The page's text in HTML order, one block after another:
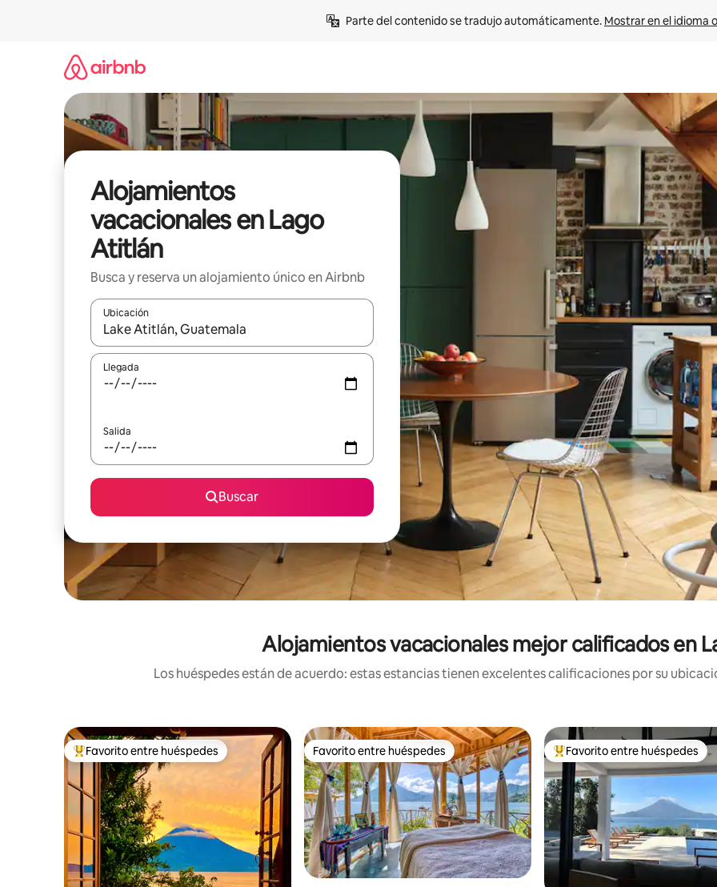
Parte del contenido se tradujo automáticamente. Mostrar en el idioma
Alojamientos
vacacionales en Lago
Atitlán
Busca y reserva un alojamiento único en Airbnb
Ubicación
Cuando los resultados estén disponibles, podrás navegar usando las teclas de las flechas hacia arriba y hacia abajo, o
Llegada
Salida
Buscar
Alojamientos vacacionales mejor calificados en
Los huéspedes están de acuerdo: estas estancias tienen excelentes calificaciones por su
De los mejores en Favorito entre huéspedes
Favorito entre huéspedes Favorito entre huéspedes
Favorito entre huéspedes De los mejores en Favorito
Favorito entre huéspedes